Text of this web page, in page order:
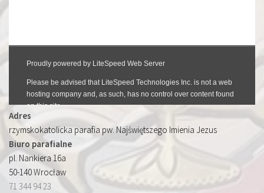
Adres
rzymskokatolicka parafia pw. Najświętszego Imienia Jezus
Biuro parafialne
pl. Nankiera 16a
50-140 Wrocław
71 344 94 23